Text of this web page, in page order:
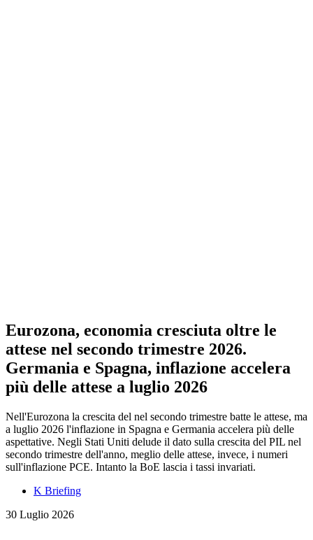
Eurozona, economia cresciuta oltre le
attese nel secondo trimestre 2026.
Germania e Spagna, inflazione accelera
più delle attese a luglio 2026
Nell'Eurozona la crescita del nel secondo trimestre batte le attese, ma
a luglio 2026 l'inflazione in Spagna e Germania accelera più delle
aspettative. Negli Stati Uniti delude il dato sulla crescita del PIL nel
secondo trimestre dell'anno, meglio delle attese, invece, i numeri
sull'inflazione PCE. Intanto la BoE lascia i tassi invariati.
K Briefing
30 Luglio 2026